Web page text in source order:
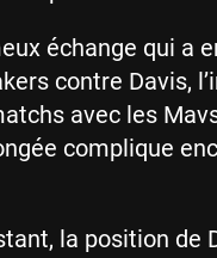
échange qui a
contre Davis,
avec les
complique
la position de